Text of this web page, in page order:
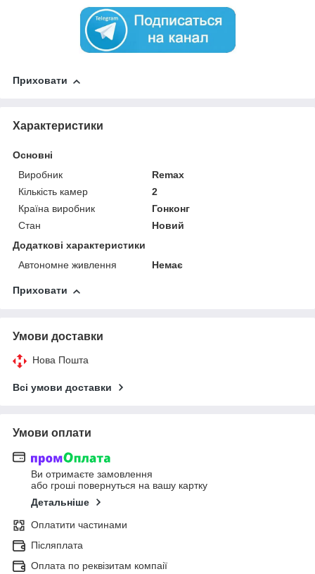
Приховати
Характеристики
Основні
Виробник
Remax
Кількість камер
2
Країна виробник
Гонконг
Стан
Новий
Додаткові характеристики
Автономне живлення
Немає
Приховати
Умови доставки
Нова Пошта
Всі умови доставки
Умови оплати
Ви отримаєте замовлення
або гроші повернуться на вашу картку
Детальніше
Оплатити частинами
Післяплата
Оплата по реквізитам компаії